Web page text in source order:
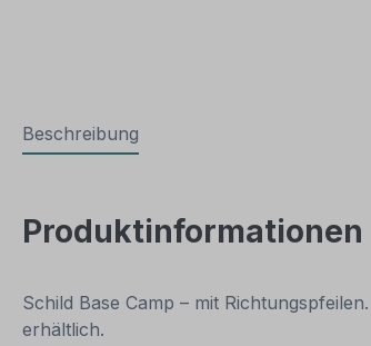
Beschreibung
Schild Base Camp – mit
erhältlich.